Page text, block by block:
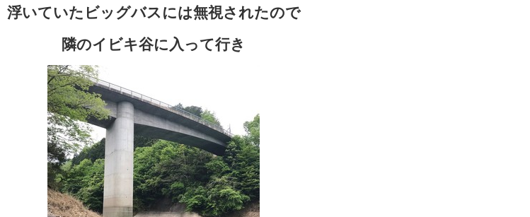
浮いていたビッグバスには無視されたので
隣のイビキ谷に入って行き